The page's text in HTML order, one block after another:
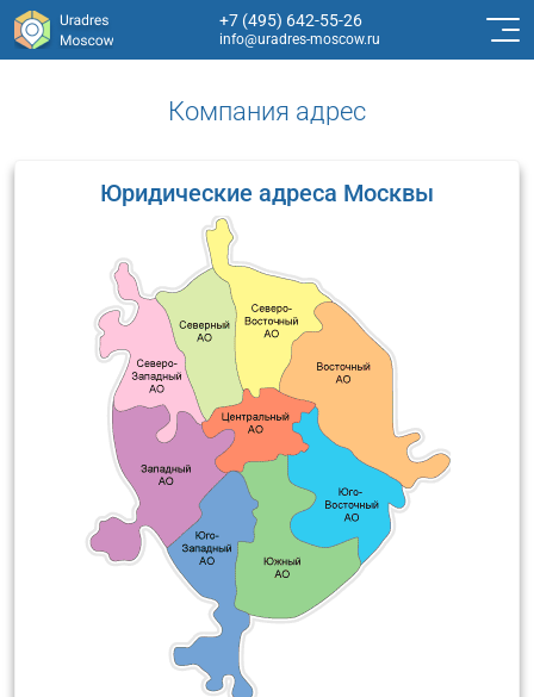
+7 (495) 642-55-26
info@uradres-moscow.ru
Компания адрес
Юридические адреса Москвы